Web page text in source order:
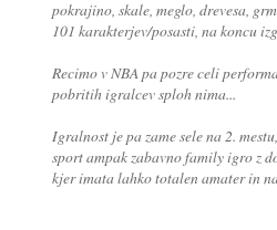
pokrajino, skale, meglo, drevesa,
101 karakterjev/posasti, na koncu
Recimo v NBA pa pozre celi
pobritih igralcev sploh nima...
Igralnost je pa zame sele na 2.
sport ampak zabavno family igro z
kjer imata lahko totalen amater in